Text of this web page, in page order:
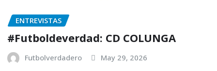
ENTREVISTAS
#Futboldeverdad: CD COLUNGA
Futbolverdadero May 29, 2026